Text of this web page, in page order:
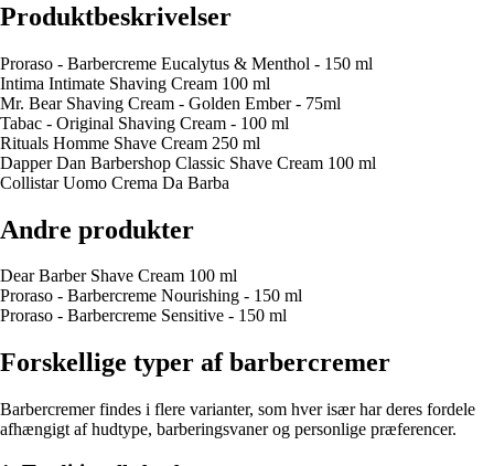
Produktbeskrivelser
Proraso - Barbercreme Eucalytus & Menthol - 150 ml
Intima Intimate Shaving Cream 100 ml
Mr. Bear Shaving Cream - Golden Ember - 75ml
Tabac - Original Shaving Cream - 100 ml
Rituals Homme Shave Cream 250 ml
Dapper Dan Barbershop Classic Shave Cream 100 ml
Collistar Uomo Crema Da Barba
Andre produkter
Dear Barber Shave Cream 100 ml
Proraso - Barbercreme Nourishing - 150 ml
Proraso - Barbercreme Sensitive - 150 ml
Forskellige typer af barbercremer
Barbercremer findes i flere varianter, som hver især har deres fordele
afhængigt af hudtype, barberingsvaner og personlige præferencer.